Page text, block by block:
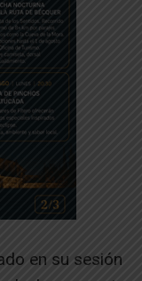
en su sesión